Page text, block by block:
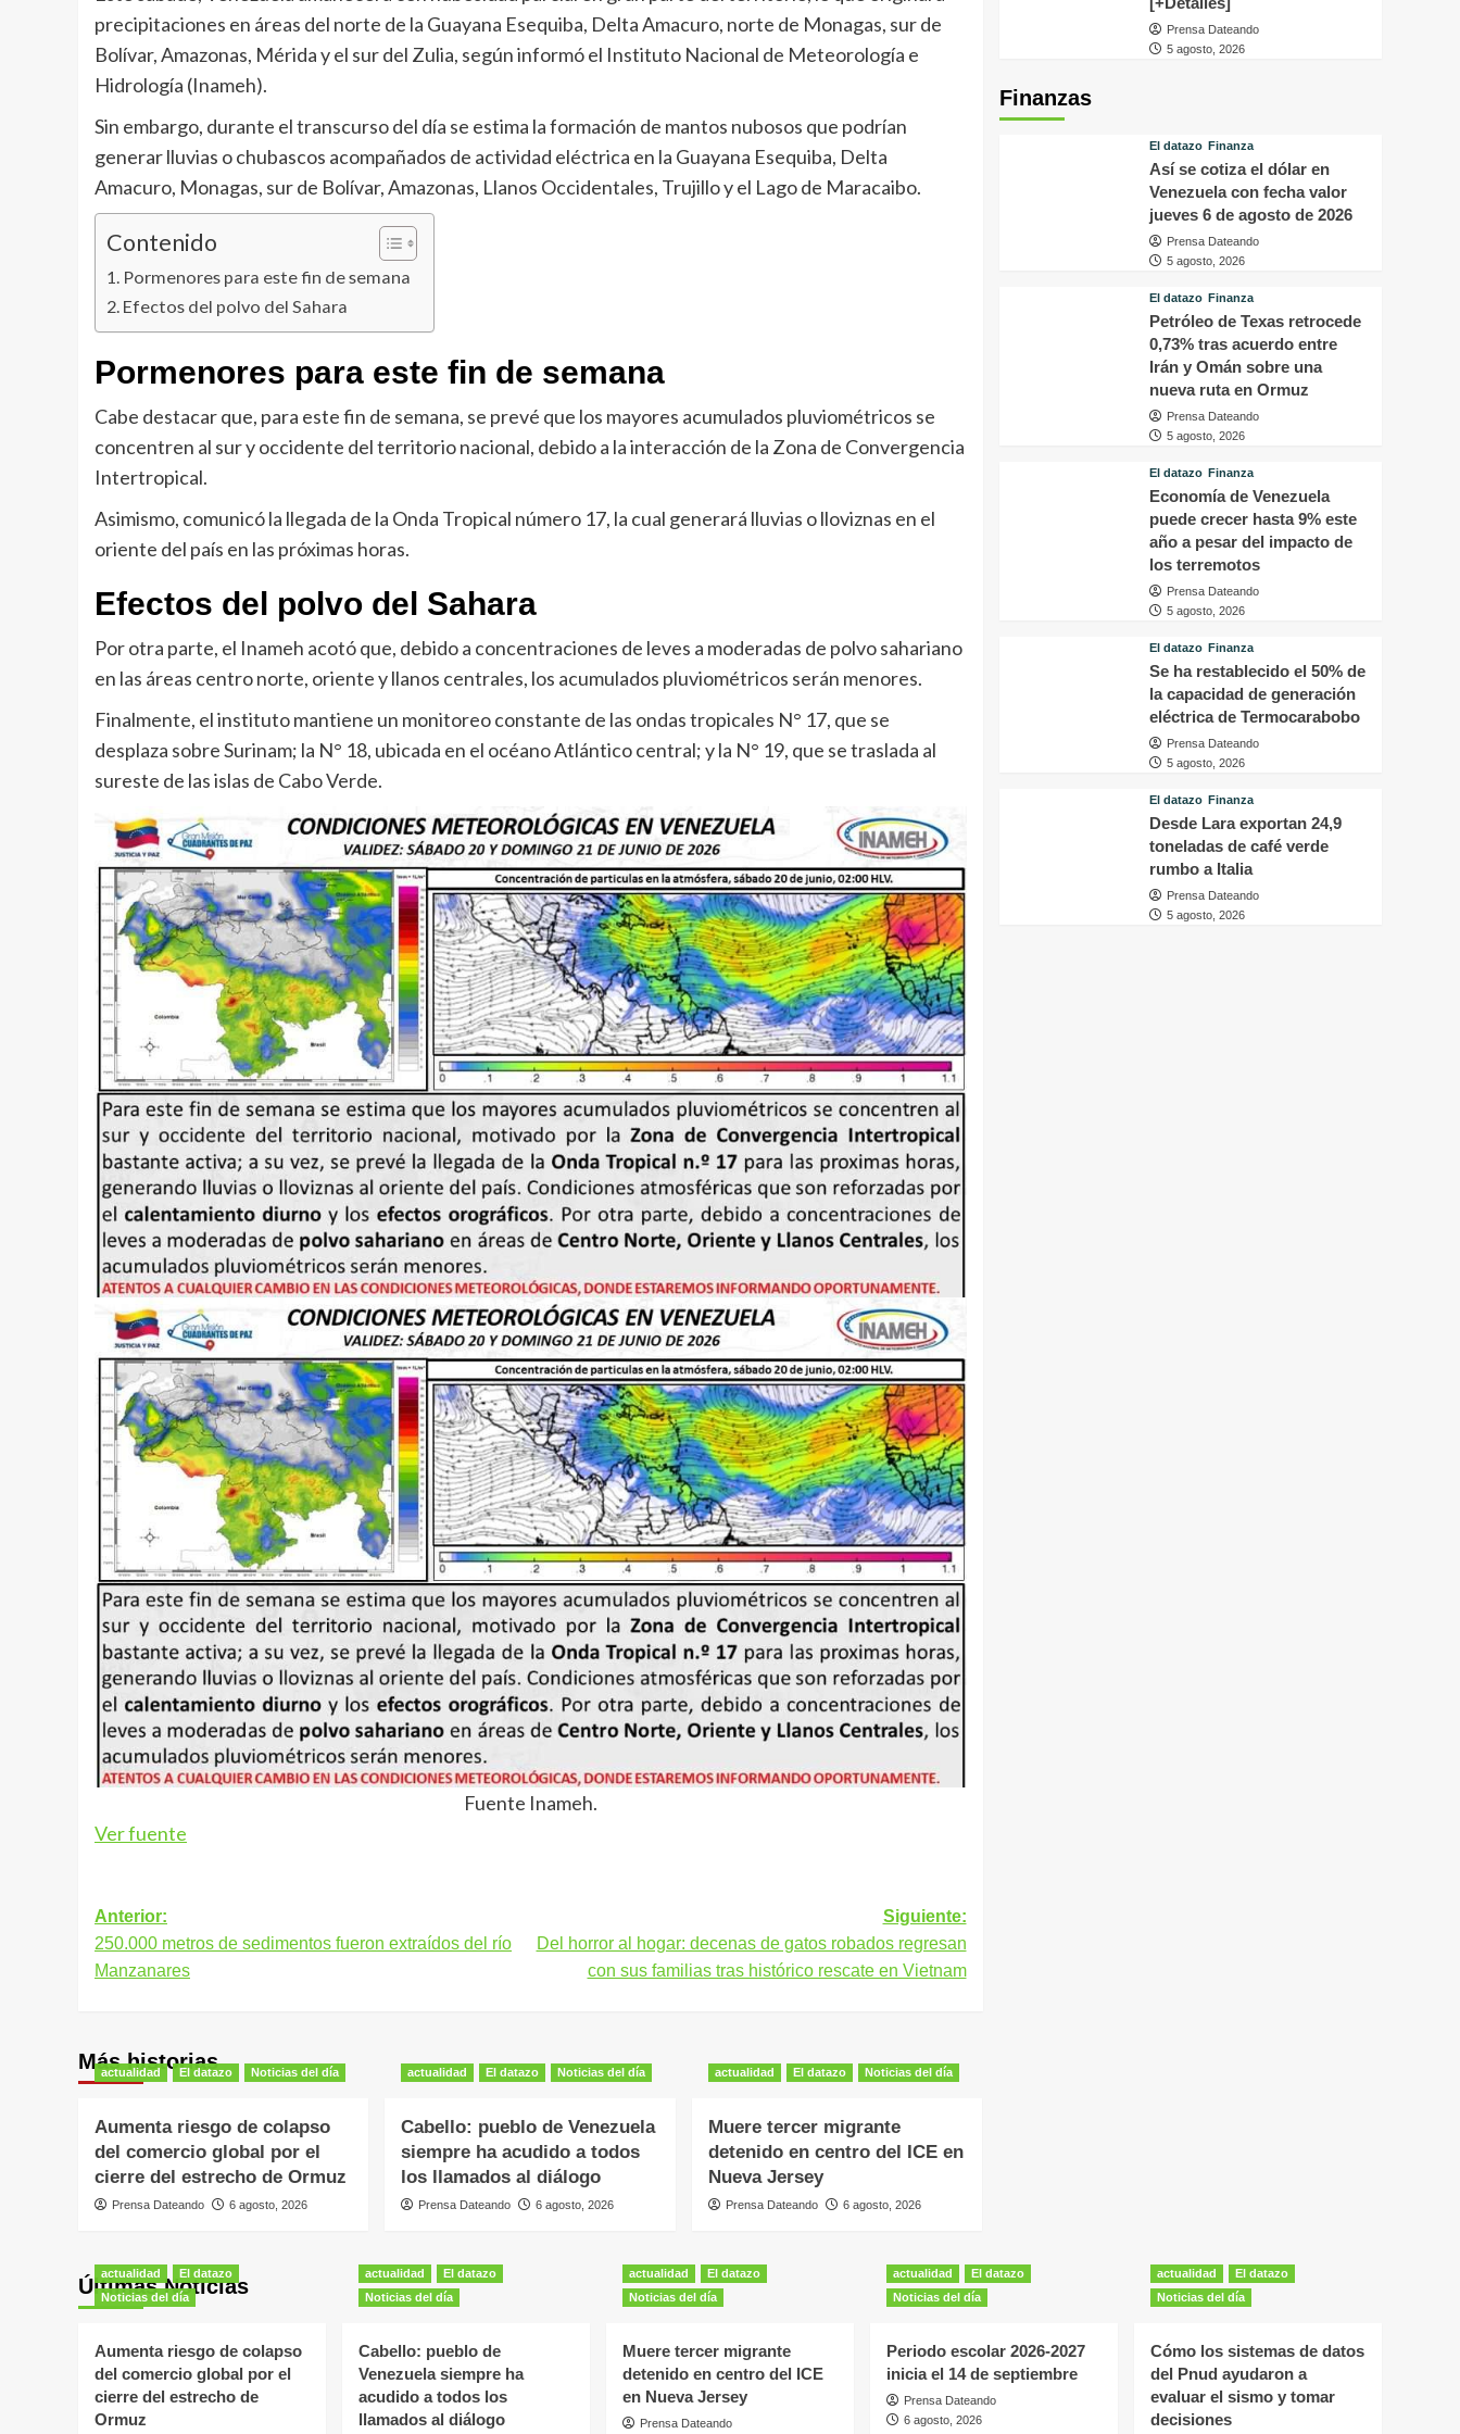
precipitaciones en áreas del norte de la Guayana Esequiba, Delta Amacuro, norte de Monagas, sur de
Bolívar, Amazonas, Mérida y el sur del Zulia, según informó el Instituto Nacional de Meteorología e
Hidrología (Inameh).
Sin embargo, durante el transcurso del día se estima la formación de mantos nubosos que podrían
generar lluvias o chubascos acompañados de actividad eléctrica en la Guayana Esequiba, Delta
Amacuro, Monagas, sur de Bolívar, Amazonas, Llanos Occidentales, Trujillo y el Lago de Maracaibo.
Contenido
Pormenores para este fin de semana
Efectos del polvo del Sahara
Pormenores para este fin de semana
Cabe destacar que, para este fin de semana, se prevé que los mayores acumulados pluviométricos se
concentren al sur y occidente del territorio nacional, debido a la interacción de la Zona de Convergencia
Intertropical.
Asimismo, comunicó la llegada de la Onda Tropical número 17, la cual generará lluvias o lloviznas en el
oriente del país en las próximas horas.
Efectos del polvo del Sahara
Por otra parte, el Inameh acotó que, debido a concentraciones de leves a moderadas de polvo sahariano
en las áreas centro norte, oriente y llanos centrales, los acumulados pluviométricos serán menores.
Finalmente, el instituto mantiene un monitoreo constante de las ondas tropicales N° 17, que se
desplaza sobre Surinam; la N° 18, ubicada en el océano Atlántico central; y la N° 19, que se traslada al
sureste de las islas de Cabo Verde.
Fuente Inameh.
Ver fuente
Navegación
de
Anterior:
250.000 metros de sedimentos fueron extraídos del río
Manzanares
Siguiente:
Del horror al hogar: decenas de gatos robados regresan
con sus familias tras histórico rescate en Vietnam
Más historias
actualidad El datazo Noticias del día
Aumenta riesgo de colapso
del comercio global por el
cierre del estrecho de Ormuz
Prensa Dateando 6 agosto, 2026
actualidad El datazo Noticias del día
Cabello: pueblo de Venezuela
siempre ha acudido a todos
los llamados al diálogo
Prensa Dateando 6 agosto, 2026
actualidad El datazo Noticias del día
Muere tercer migrante
detenido en centro del ICE en
Nueva Jersey
Prensa Dateando 6 agosto, 2026
Prensa Dateando
5 agosto, 2026
Finanzas
El datazo Finanza
Así se cotiza el dólar en
Venezuela con fecha valor
jueves 6 de agosto de 2026
Prensa Dateando
5 agosto, 2026
El datazo Finanza
Petróleo de Texas retrocede
0,73% tras acuerdo entre
Irán y Omán sobre una
nueva ruta en Ormuz
Prensa Dateando
5 agosto, 2026
El datazo Finanza
Economía de Venezuela
puede crecer hasta 9% este
año a pesar del impacto de
los terremotos
Prensa Dateando
5 agosto, 2026
El datazo Finanza
Se ha restablecido el 50% de
la capacidad de generación
eléctrica de Termocarabobo
Prensa Dateando
5 agosto, 2026
El datazo Finanza
Desde Lara exportan 24,9
toneladas de café verde
rumbo a Italia
Prensa Dateando
5 agosto, 2026
Últimas Noticias
actualidad
El datazo
Noticias del día
Aumenta riesgo de colapso
del comercio global por el
cierre del estrecho de
Ormuz
actualidad
El datazo
Noticias del día
Cabello: pueblo de
Venezuela siempre ha
acudido a todos los
llamados al diálogo
actualidad
El datazo
Noticias del día
Muere tercer migrante
detenido en centro del ICE
en Nueva Jersey
Prensa Dateando
actualidad
El datazo
Noticias del día
Periodo escolar 2026-2027
inicia el 14 de septiembre
Prensa Dateando
6 agosto, 2026
actualidad
El datazo
Noticias del día
Cómo los sistemas de datos
del Pnud ayudaron a
evaluar el sismo y tomar
decisiones